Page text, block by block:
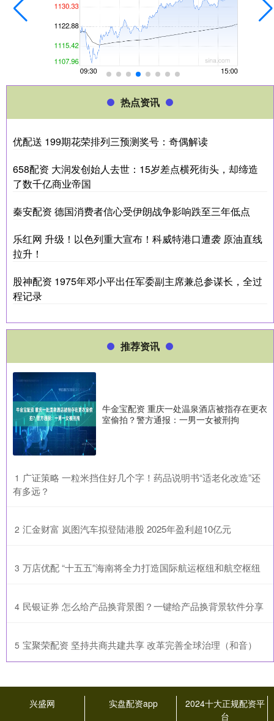
热点资讯
优配送 199期花荣排列三预测奖号：奇偶解读
658配资 大润发创始人去世：15岁差点横死街头，却缔造
了数千亿商业帝国
秦安配资 德国消费者信心受伊朗战争影响跌至三年低点
乐红网 升级！以色列重大宣布！科威特港口遭袭 原油直线
拉升！
股神配资 1975年邓小平出任军委副主席兼总参谋长，全过
程记录
推荐资讯
牛金宝配资 重庆一处温泉酒店被指存在更衣
室偷拍？警方通报：一男一女被刑拘
1 ​广证策略 一粒米挡住好几个字！药品说明书“适老化改造”还
有多远？
2 ​汇金财富 岚图汽车拟登陆港股 2025年盈利超10亿元
3 ​万店优配 “十五五”海南将全力打造国际航运枢纽和航空枢纽
4 ​民银证券 怎么给产品换背景图？一键给产品换背景软件分享
5 ​宝聚荣配资 坚持共商共建共享 改革完善全球治理（和音）
兴盛网 实盘配资app
2024十大正规配资平
台